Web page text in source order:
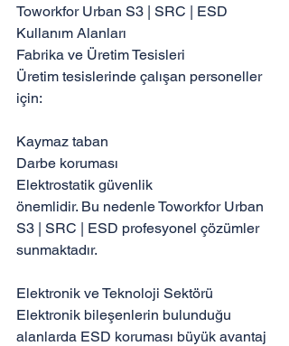
Toworkfor Urban S3 | SRC | ESD
Kullanım Alanları
Fabrika ve Üretim Tesisleri
Üretim tesislerinde çalışan personeller
için:
Kaymaz taban
Darbe koruması
Elektrostatik güvenlik
önemlidir. Bu nedenle Toworkfor Urban
S3 | SRC | ESD profesyonel çözümler
sunmaktadır.
Elektronik ve Teknoloji Sektörü
Elektronik bileşenlerin bulunduğu
alanlarda ESD koruması büyük avantaj